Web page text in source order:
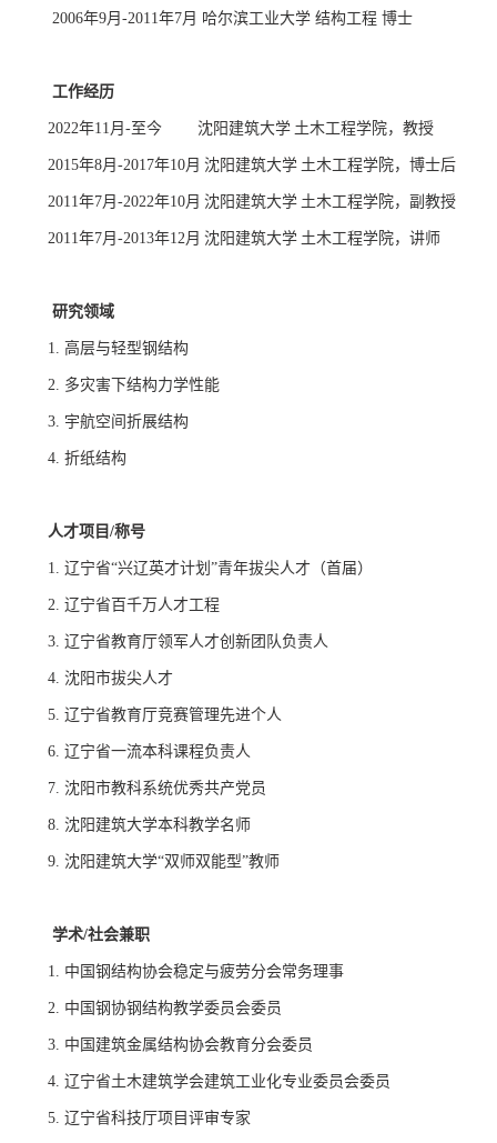
2006年9月-2011年7月 哈尔滨工业大学 结构工程 博士
工作经历
2022年11 月 -至今 沈阳建筑大学 土木工程学院，教授
2015年8月 -2017年10月 沈阳建筑大学 土木工程学院，博士后
2011年7月 -2022年10月 沈阳建筑大学 土木工程学院，副教授
2011年7月 -2013年12 月 沈阳建筑大学 土木工程学院，讲师
研究领域
1. 高层与轻型钢结构
2. 多灾害下结构力学性能
3. 宇航空间折展结构
4. 折纸结构
人才项目/称号
1. 辽宁省“兴辽英才计划 ”青年拔尖人才（首届）
2. 辽宁省百千万人才工程
3. 辽宁省教育厅领军人才创新团队负责人
4. 沈阳市拔尖人才
5. 辽宁省教育厅竞赛管理先进个人
6. 辽宁省一流本科课程负责人
7. 沈阳市教科系统优秀共产党员
8. 沈阳建筑大学本科教学名师
9. 沈阳建筑大学“双师双能型”教师
学术/社会兼职
1. 中国钢结构协会稳定与疲劳分会常务理事
2. 中国钢协钢结构教学委员会委员
3. 中国建筑金属结构协会教育分会委员
4. 辽宁省土木建筑学会建筑工业化专业委员会委员
5. 辽宁省科技厅项目评审专家